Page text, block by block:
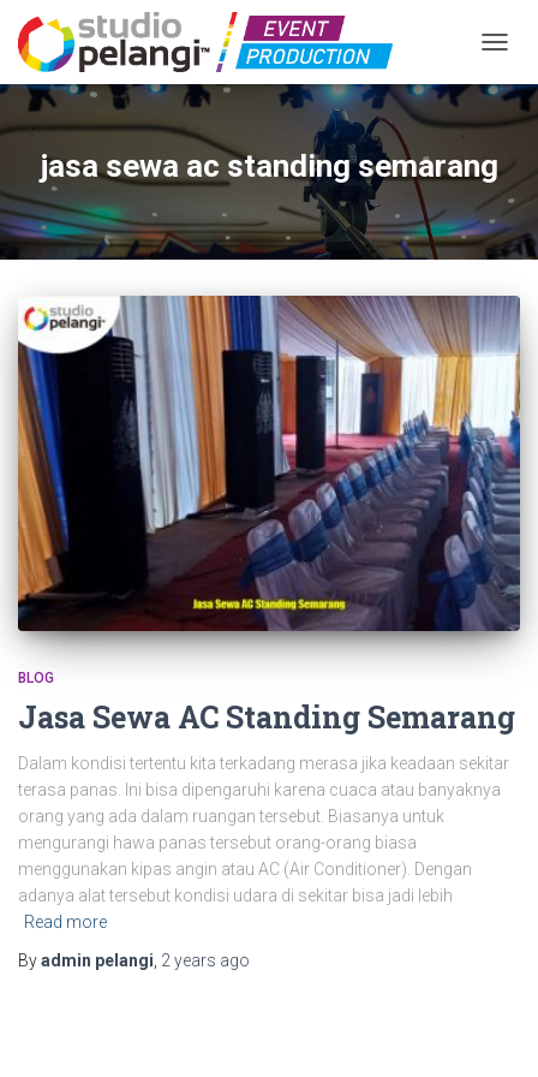
jasa sewa ac standing semarang
BLOG
Jasa Sewa AC Standing Semarang
Dalam kondisi tertentu kita terkadang merasa jika keadaan sekitar
terasa panas. Ini bisa dipengaruhi karena cuaca atau banyaknya
orang yang ada dalam ruangan tersebut. Biasanya untuk
mengurangi hawa panas tersebut orang-orang biasa
menggunakan kipas angin atau AC (Air Conditioner). Dengan
adanya alat tersebut kondisi udara di sekitar bisa jadi lebih
Read more
Byadmin pelangi 2 years ago